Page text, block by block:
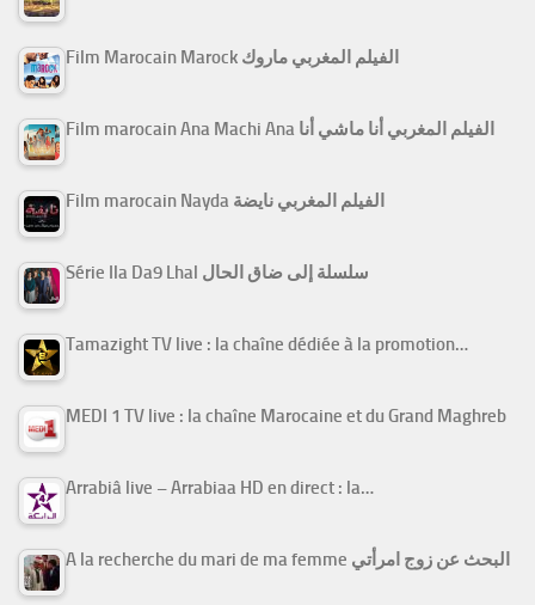
Film Marocain Marock الفيلم المغربي ماروك
Film marocain Ana Machi Ana الفيلم المغربي أنا ماشي أنا
Film marocain Nayda الفيلم المغربي نايضة
Série Ila Da9 Lhal سلسلة إلى ضاق الحال
Tamazight TV live : la chaîne dédiée à la promotion…
MEDI 1 TV live : la chaîne Marocaine et du Grand Maghreb
Arrabiâ live – Arrabiaa HD en direct : la…
A la recherche du mari de ma femme البحث عن زوج امرأتي